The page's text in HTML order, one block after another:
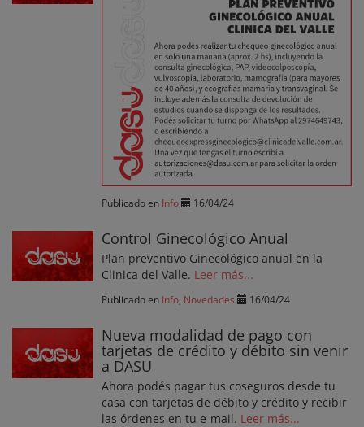
Publicado en Info 16/04/24
Control Ginecológico Anual
Plan preventivo Ginecológico anual en la
Clinica del Valle. Leer más...
Publicado en Info Novedades 16/04/24
Nueva modalidad de pago con
tarjetas de crédito y débito sin venir
a DASU
Ahora podés pagar tus coseguros desde tu
casa con tarjetas de débito y crédito y recibir
las órdenes en tu e-mail. Leer más...